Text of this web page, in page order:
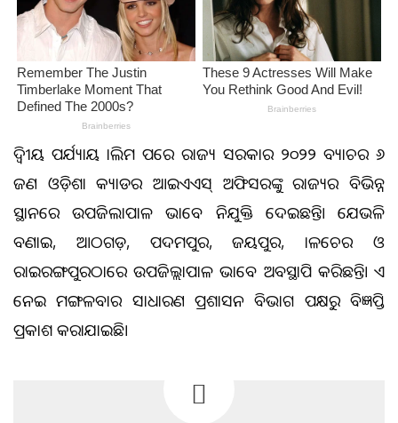
ଦ୍ୱିତୀୟ ପର୍ଯ୍ୟାୟ ତାଲିମ ପରେ ରାଜ୍ୟ ସରକାର ୨୦୨୨ ବ୍ୟାଚର ୬
ଜଣ ଓଡ଼ିଶା କ୍ୟାଡର ଆଇଏଏସ୍‌ ଅଫିସରଙ୍କୁ ରାଜ୍ୟର ବିଭିନ୍ନ
ସ୍ଥାନରେ ଉପଜିଲାପାଳ ଭାବେ ନିଯୁକ୍ତି ଦେଇଛନ୍ତି। ଯେଭଳି
ବଣାଇ, ଆଠଗଡ଼, ପଦମପୁର, ଜୟପୁର, ତାଳଚେର ଓ
ରାଇରଙ୍ଗପୁରଠାରେ ଉପଜିଲ୍ଲାପାଳ ଭାବେ ଅବସ୍ଥାପିତ କରିଛନ୍ତି। ଏ
ନେଇ ମଙ୍ଗଳବାର ସାଧାରଣ ପ୍ରଶାସନ ବିଭାଗ ପକ୍ଷରୁ ବିଜ୍ଞପ୍ତି
ପ୍ରକାଶ କରାଯାଇଛି।